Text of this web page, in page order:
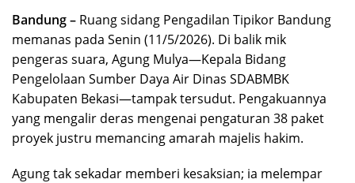
Bandung – Ruang sidang Pengadilan Tipikor Bandung
memanas pada Senin (11/5/2026). Di balik mik
pengeras suara, Agung Mulya—Kepala Bidang
Pengelolaan Sumber Daya Air Dinas SDABMBK
Kabupaten Bekasi—tampak tersudut. Pengakuannya
yang mengalir deras mengenai pengaturan 38 paket
proyek justru memancing amarah majelis hakim.
Agung tak sekadar memberi kesaksian; ia melempar